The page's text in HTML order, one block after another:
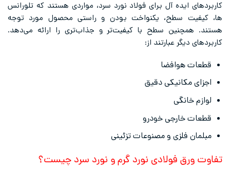
کاربردهای ایده آل برای فولاد نورد سرد، مواردی هستند که تلورانس
ها، کیفیت سطح، یکنواخت بودن و راستی محصول مورد توجه
هستند. همچنین سطح با کیفیت‌تر و جذاب‌تری را ارائه می‌دهد.
کاربردهای دیگر عبارتند از:
قطعات هوافضا
اجزای مکانیکی دقیق
لوازم خانگی
قطعات خارجی خودرو
مبلمان فلزی و مصنوعات تزئینی
تفاوت ورق فولادی نورد گرم و نورد سرد چیست؟